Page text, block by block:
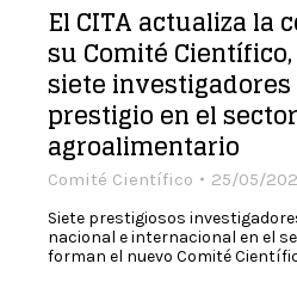
El CITA actualiza la
su Comité
siete
prestigio en el sector
agroalimentario
Comité Científico 25/05/
Siete prestigiosos
nacional e internacional en el
forman el nuevo Comité